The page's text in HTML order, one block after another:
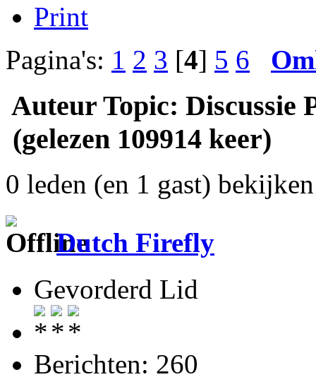
Print
Pagina's: 1 2 3 [4] 5 6
Auteur Topic: Discussie
(gelezen 109914 keer)
0 leden (en 1 gast)
Dutch Firefly
Gevorderd Lid
Berichten: 260